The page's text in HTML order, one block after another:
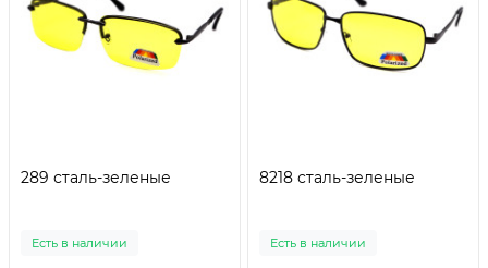
289 сталь-зеленые
Есть в наличии
8218 сталь-зеленые
Есть в наличии